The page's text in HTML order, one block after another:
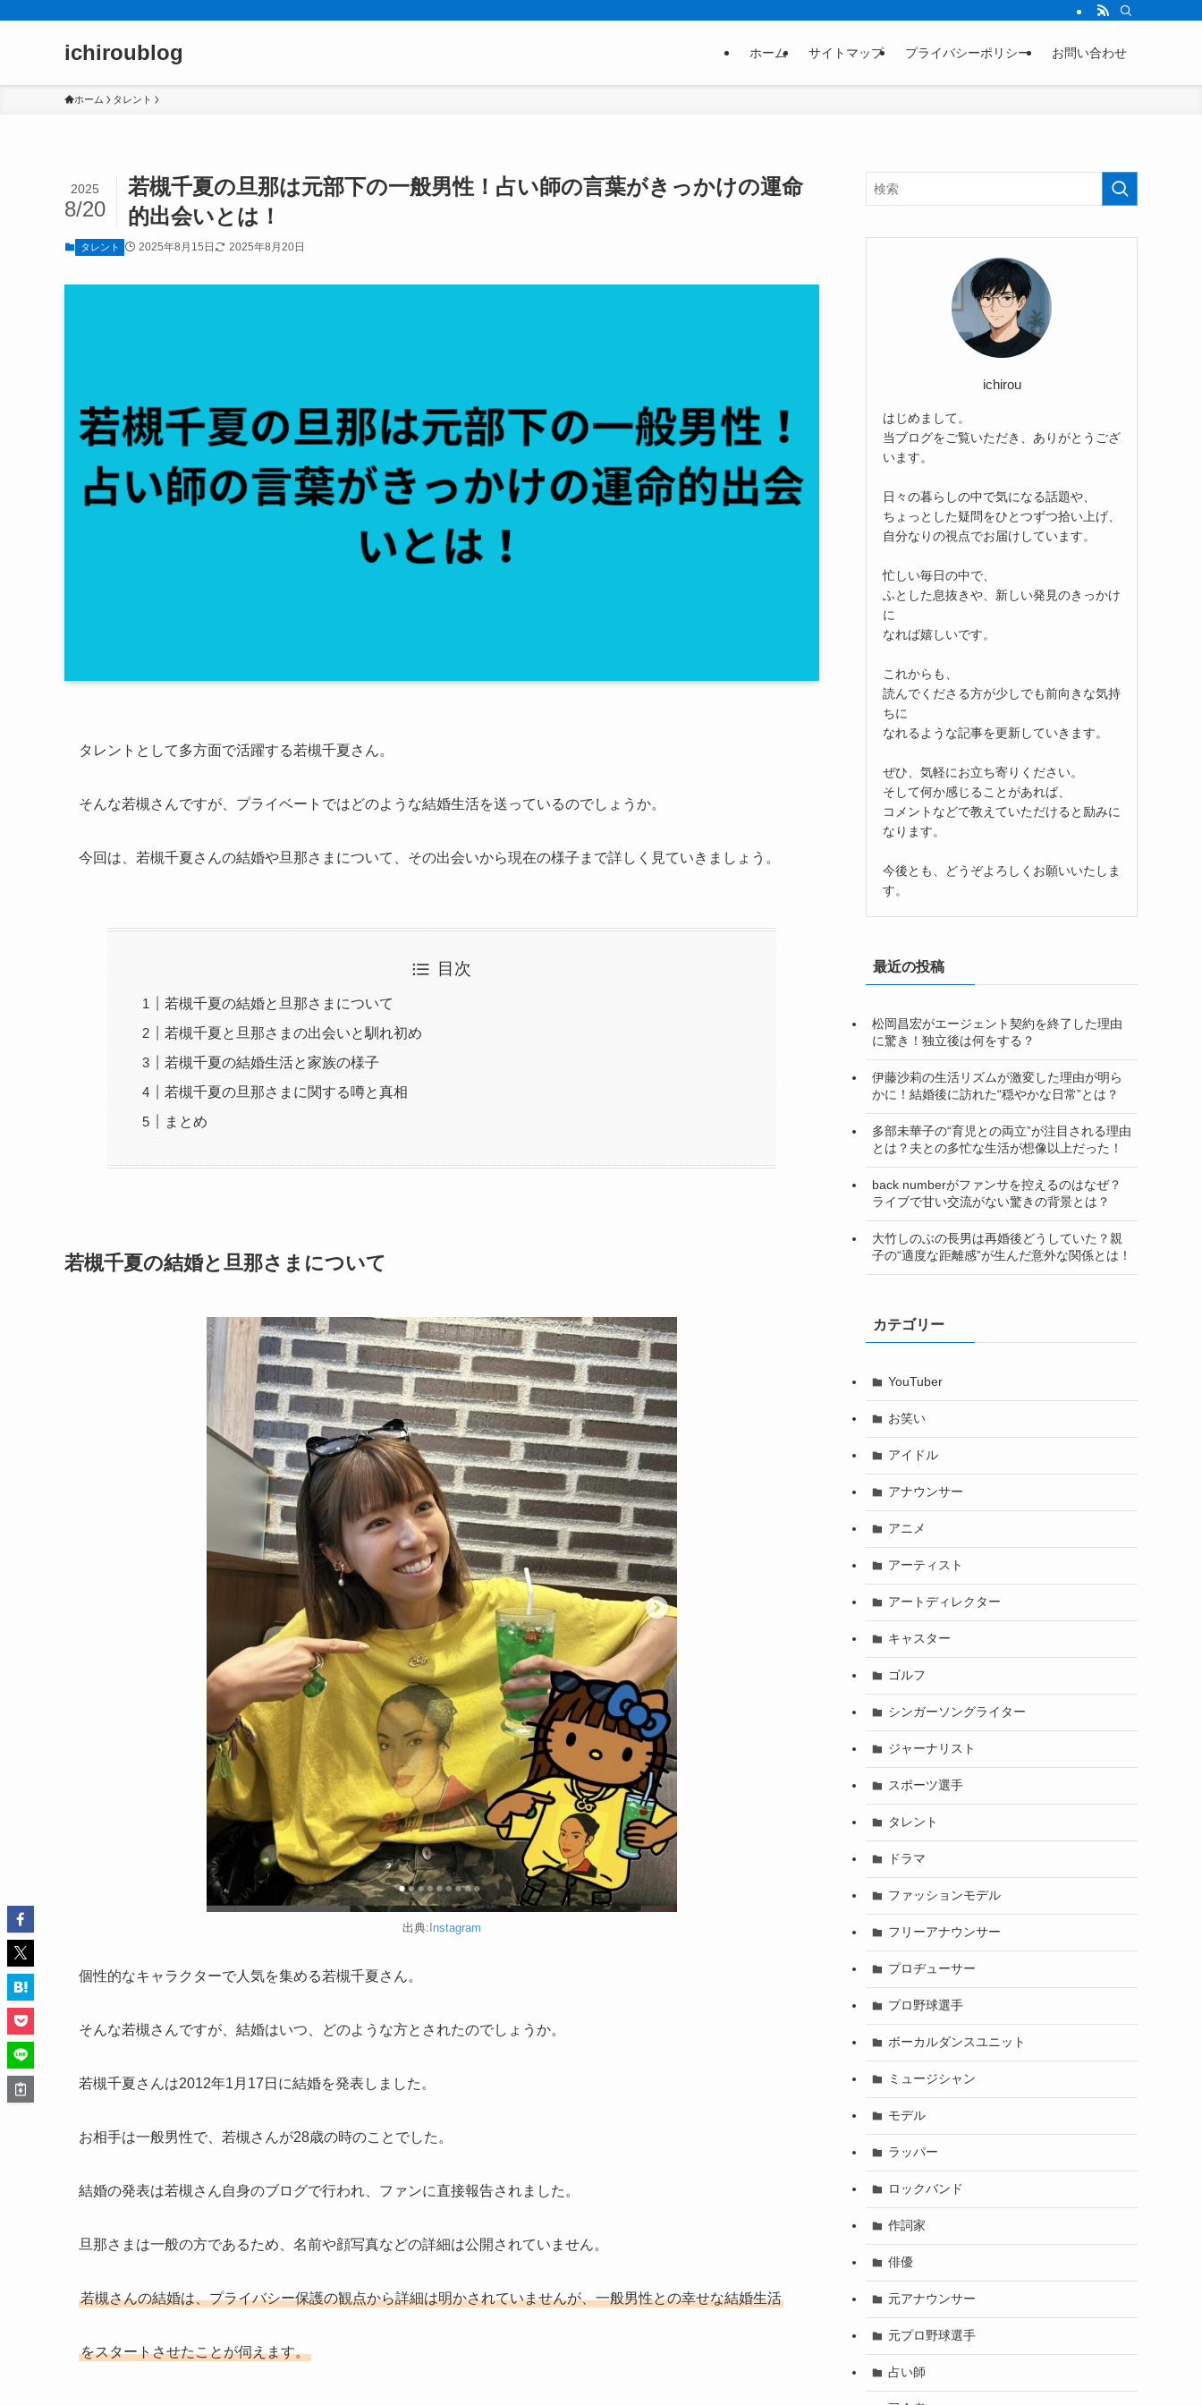
ichiroublog ホーム サイトマップ プライバシーポリシー お問い合わせ
ホーム タレント
若槻千夏の旦那は元部下の一般男性！占い師の言葉がきっかけの運命
的出会いとは！
2025
8/20
タレント 2025年8月15日 2025年8月20日
タレントとして多方面で活躍する若槻千夏さん。
そんな若槻さんですが、プライベートではどのような結婚生活を送っているのでしょうか。
今回は、若槻千夏さんの結婚や旦那さまについて、その出会いから現在の様子まで詳しく見ていきましょう。
目次
若槻千夏の結婚と旦那さまについて
若槻千夏と旦那さまの出会いと馴れ初め
若槻千夏の結婚生活と家族の様子
若槻千夏の旦那さまに関する噂と真相
まとめ
若槻千夏の結婚と旦那さまについて
出典: Instagram
個性的なキャラクターで人気を集める若槻千夏さん。
そんな若槻さんですが、結婚はいつ、どのような方とされたのでしょうか。
若槻千夏さんは2012年1月17日に結婚を発表しました。
お相手は一般男性で、若槻さんが28歳の時のことでした。
結婚の発表は若槻さん自身のブログで行われ、ファンに直接報告されました。
旦那さまは一般の方であるため、名前や顔写真などの詳細は公開されていません。
若槻さんの結婚は、プライバシー保護の観点から詳細は明かされていませんが、一般男性との幸せな結婚生活
をスタートさせたことが伺えます。
ichirou
はじめまして。
当ブログをご覧いただき、ありがとうござ
います。
日々の暮らしの中で気になる話題や、
ちょっとした疑問をひとつずつ拾い上げ、
自分なりの視点でお届けしています。
忙しい毎日の中で、
ふとした息抜きや、新しい発見のきっかけ
に
なれば嬉しいです。
これからも、
読んでくださる方が少しでも前向きな気持
ちに
なれるような記事を更新していきます。
ぜひ、気軽にお立ち寄りください。
そして何か感じることがあれば、
コメントなどで教えていただけると励みに
なります。
今後とも、どうぞよろしくお願いいたしま
す。
最近の投稿
松岡昌宏がエージェント契約を終了した理由
に驚き！独立後は何をする？
伊藤沙莉の生活リズムが激変した理由が明ら
かに！結婚後に訪れた“穏やかな日常”とは？
多部未華子の“育児との両立”が注目される理由
とは？夫との多忙な生活が想像以上だった！
back numberがファンサを控えるのはなぜ？
ライブで甘い交流がない驚きの背景とは？
大竹しのぶの長男は再婚後どうしていた？親
子の“適度な距離感”が生んだ意外な関係とは！
カテゴリー
YouTuber
お笑い
アイドル
アナウンサー
アニメ
アーティスト
アートディレクター
キャスター
ゴルフ
シンガーソングライター
ジャーナリスト
スポーツ選手
タレント
ドラマ
ファッションモデル
フリーアナウンサー
プロヂューサー
プロ野球選手
ボーカルダンスユニット
ミュージシャン
モデル
ラッパー
ロックバンド
作詞家
俳優
元アナウンサー
元プロ野球選手
占い師